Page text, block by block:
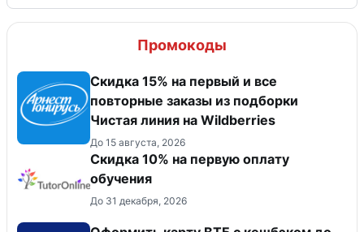
Промокоды
Скидка 15% на первый и все
повторные заказы из подборки
Чистая линия на Wildberries
До 15 августа, 2026
Скидка 10% на первую оплату
обучения
До 31 декабря, 2026